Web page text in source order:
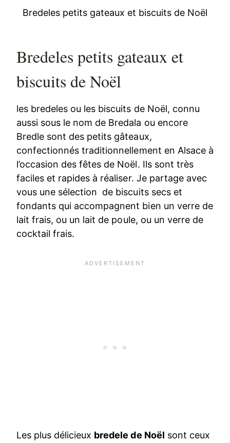
Bredeles petits gateaux et biscuits de Noël
Bredeles petits gateaux et
biscuits de Noël
les bredeles ou les biscuits de Noël, connu
aussi sous le nom de Bredala ou encore
Bredle sont des petits gâteaux,
confectionnés traditionnellement en Alsace à
l’occasion des fêtes de Noël. Ils sont très
faciles et rapides à réaliser. Je partage avec
vous une sélection de biscuits secs et
fondants qui accompagnent bien un verre de
lait frais, ou un lait de poule, ou un verre de
cocktail frais.
Les plus délicieux bredele de Noël sont ceux